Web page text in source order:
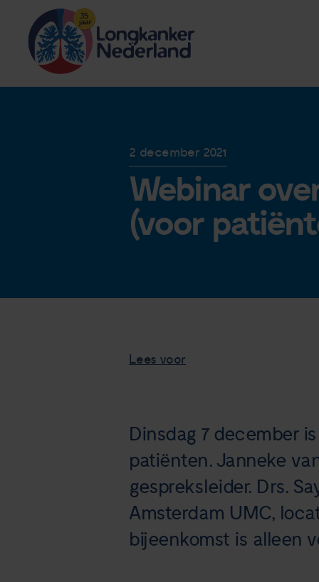
2 december 2021
Webinar
(voor
Lees voor
Dinsdag 7 december
patiënten. Janneke
gespreksleider. Drs.
Amsterdam UMC,
bijeenkomst is alleen